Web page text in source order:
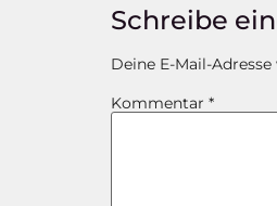
Schreibe
Deine E-Mail-
Kommentar *